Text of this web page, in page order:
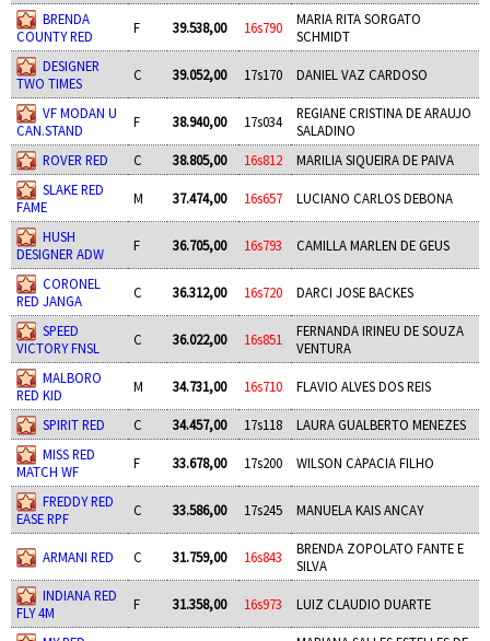
BRENDA
COUNTY RED
F 39.538,00 16s790
MARIA RITA SORGATO
SCHMIDT
DESIGNER
TWO TIMES
C 39.052,00 17s170 DANIEL VAZ CARDOSO
VF MODAN U
CAN.STAND
F 38.940,00 17s034
REGIANE CRISTINA DE ARAUJO
SALADINO
ROVER RED
C 38.805,00 16s812
MARILIA SIQUEIRA DE PAIVA
SLAKE RED
FAME
M 37.474,00 16s657 LUCIANO CARLOS DEBONA
HUSH
DESIGNER ADW
F 36.705,00 16s793 CAMILLA MARLEN DE GEUS
CORONEL
RED JANGA
C 36.312,00 16s720 DARCI JOSE BACKES
SPEED
VICTORY FNSL
C 36.022,00 16s851
FERNANDA IRINEU DE SOUZA
VENTURA
MALBORO
RED KID
M 34.731,00 16s710 FLAVIO ALVES DOS REIS
SPIRIT RED C 34.457,00 17s118
LAURA GUALBERTO MENEZES
MISS RED
MATCH WF
F 33.678,00 17s200 WILSON CAPACIA FILHO
FREDDY RED
EASE RPF
C 33.586,00 17s245 MANUELA KAIS ANCAY
ARMANI RED C 31.759,00 16s843
BRENDA ZOPOLATO FANTE E
SILVA
INDIANA RED
FLY 4M
F 31.358,00 16s973 LUIZ CLAUDIO DUARTE